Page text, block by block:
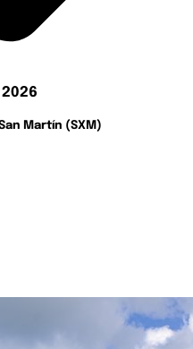
Martín (SXM)